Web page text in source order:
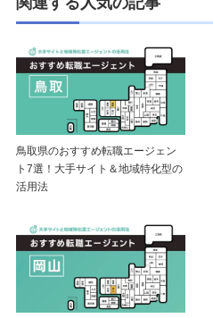
鳥取県のおすすめ転職エージェン
ト7選！大手サイト＆地域特化型の
活用法